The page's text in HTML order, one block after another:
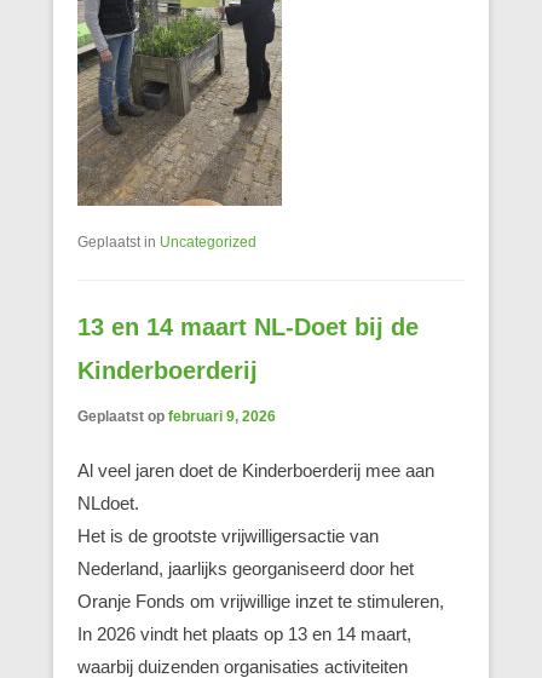
Geplaatst in Uncategorized
13 en 14 maart NL-Doet bij de
Kinderboerderij
Geplaatst op februari 9, 2026
Al veel jaren doet de Kinderboerderij mee aan
NLdoet.
Het is de grootste vrijwilligersactie van
Nederland, jaarlijks georganiseerd door het
Oranje Fonds om vrijwillige inzet te stimuleren,
In 2026 vindt het plaats op 13 en 14 maart,
waarbij duizenden organisaties activiteiten